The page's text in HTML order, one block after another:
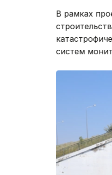
В рамках
систем